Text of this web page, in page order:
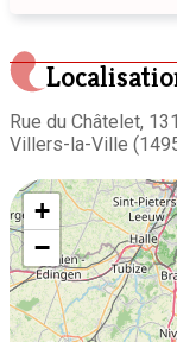
Rue du Châtelet, 131
Villers-la-Ville
+
−